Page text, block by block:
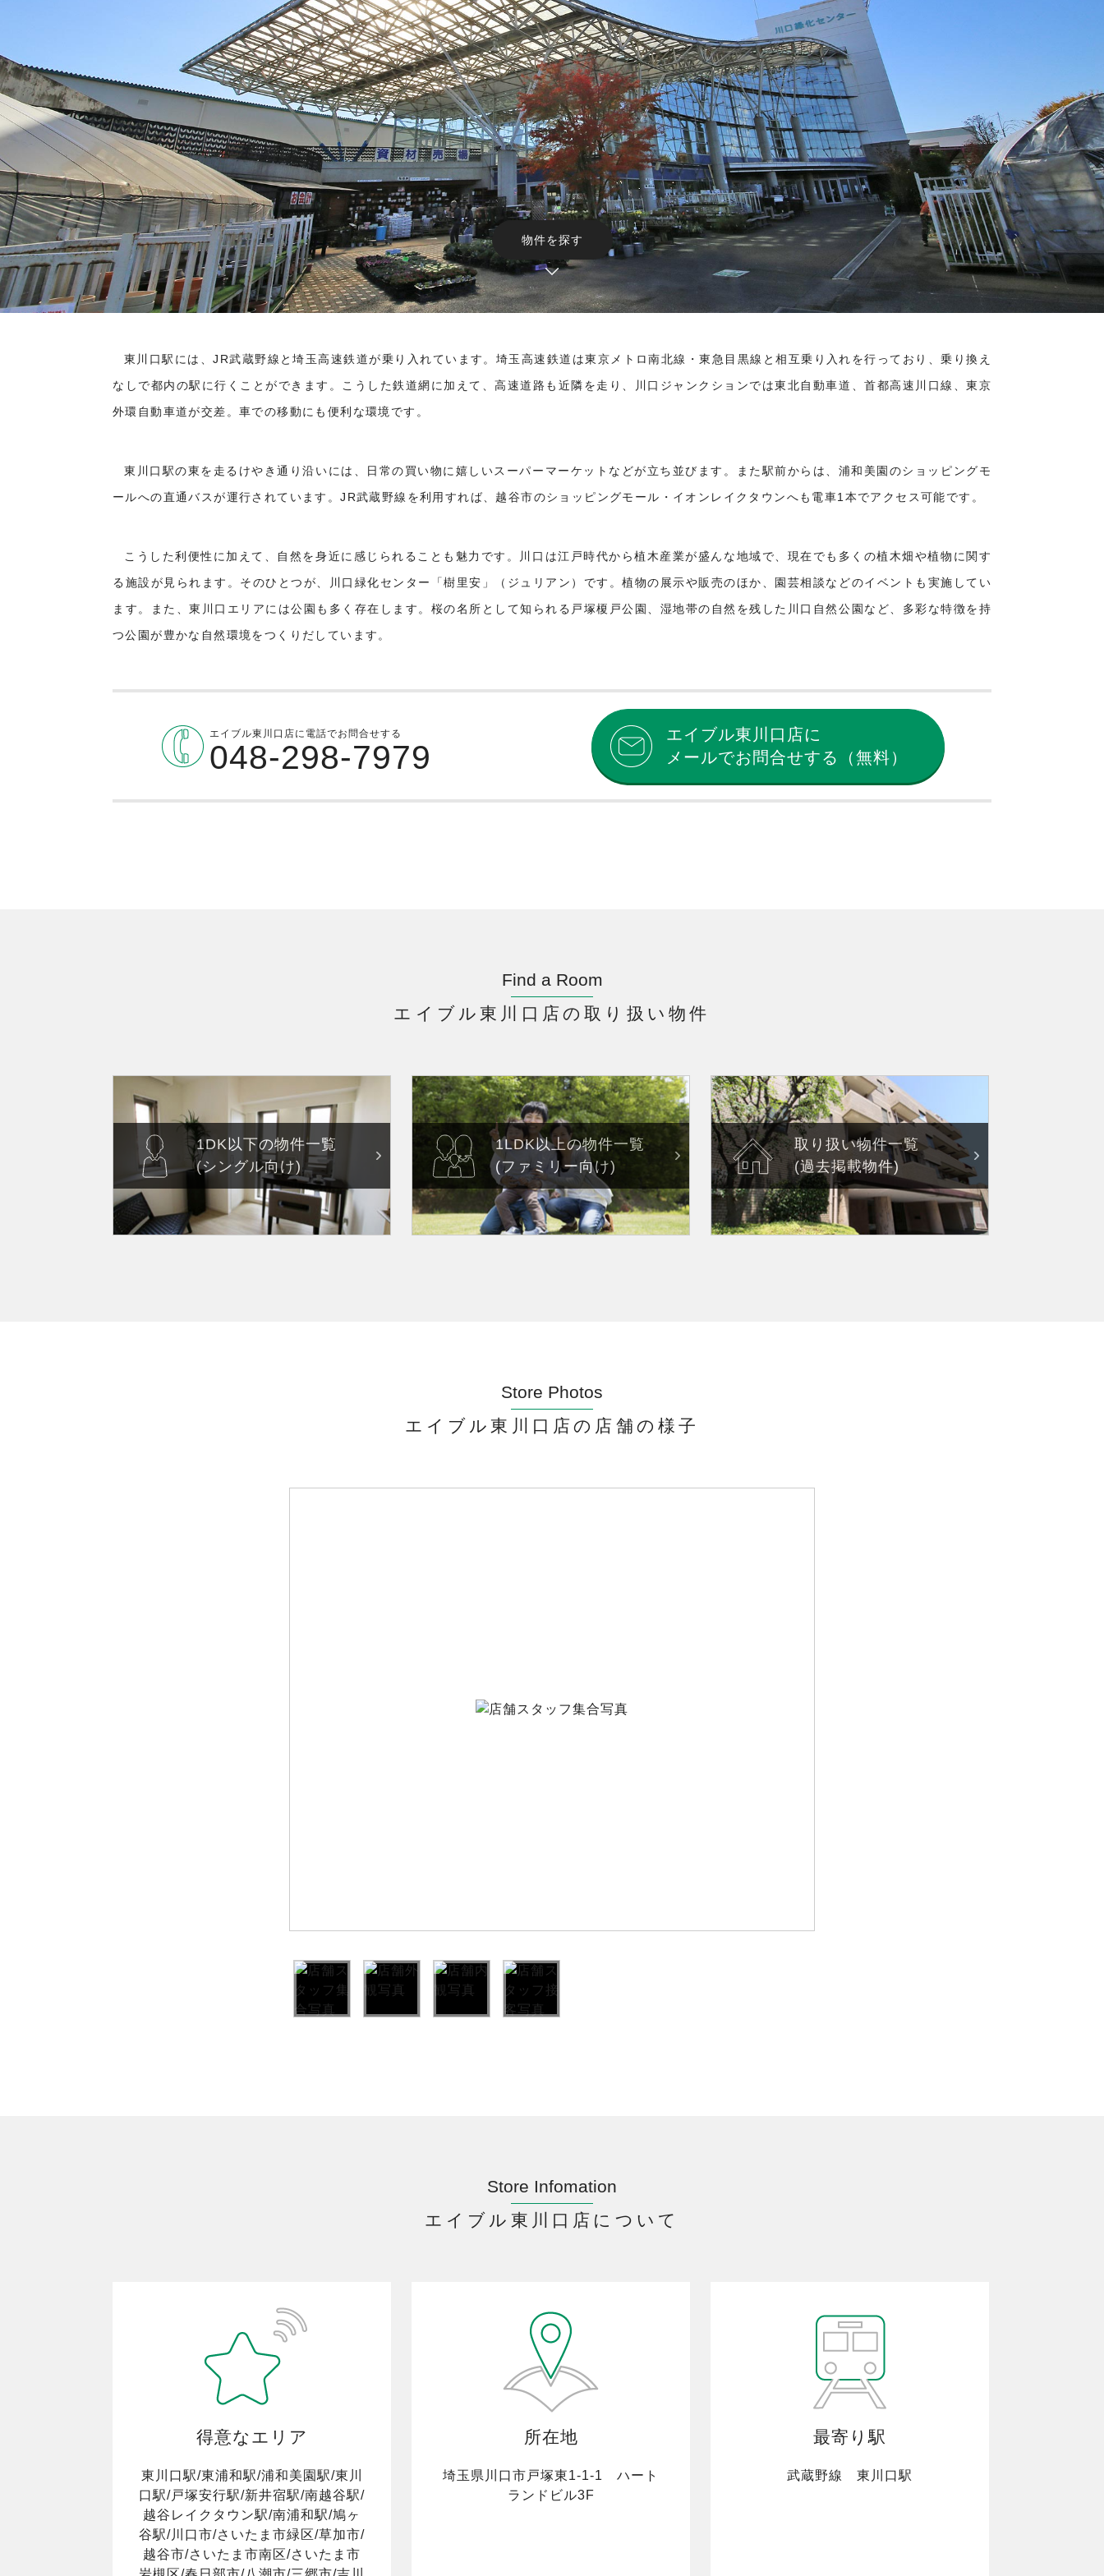
物件を探す
東川口駅には、JR武蔵野線と埼玉高速鉄道が乗り入れています。埼玉高速鉄道は東京メトロ南北線・東急目黒線と相互乗り入れを行っており、乗り換え
なしで都内の駅に行くことができます。こうした鉄道網に加えて、高速道路も近隣を走り、川口ジャンクションでは東北自動車道、首都高速川口線、東京
外環自動車道が交差。車での移動にも便利な環境です。
東川口駅の東を走るけやき通り沿いには、日常の買い物に嬉しいスーパーマーケットなどが立ち並びます。また駅前からは、浦和美園のショッピングモ
ールへの直通バスが運行されています。JR武蔵野線を利用すれば、越谷市のショッピングモール・イオンレイクタウンへも電車1本でアクセス可能です。
こうした利便性に加えて、自然を身近に感じられることも魅力です。川口は江戸時代から植木産業が盛んな地域で、現在でも多くの植木畑や植物に関す
る施設が見られます。そのひとつが、川口緑化センター「樹里安」（ジュリアン）です。植物の展示や販売のほか、園芸相談などのイベントも実施してい
ます。また、東川口エリアには公園も多く存在します。桜の名所として知られる戸塚榎戸公園、湿地帯の自然を残した川口自然公園など、多彩な特徴を持
つ公園が豊かな自然環境をつくりだしています。
エイブル東川口店に電話でお問合せする
048-298-7979
エイブル東川口店に
メールでお問合せする（無料）
Find a Room
エイブル東川口店の取り扱い物件
1DK以下の物件一覧
(シングル向け)
1LDK以上の物件一覧
(ファミリー向け)
取り扱い物件一覧
(過去掲載物件)
Store Photos
エイブル東川口店の店舗の様子
Store Infomation
エイブル東川口店について
得意なエリア
東川口駅/東浦和駅/浦和美園駅/東川
口駅/戸塚安行駅/新井宿駅/南越谷駅/
越谷レイクタウン駅/南浦和駅/鳩ヶ
谷駅/川口市/さいたま市緑区/草加市/
越谷市/さいたま市南区/さいたま市
所在地
埼玉県川口市戸塚東1-1-1 ハート
ランドビル3F
最寄り駅
武蔵野線 東川口駅